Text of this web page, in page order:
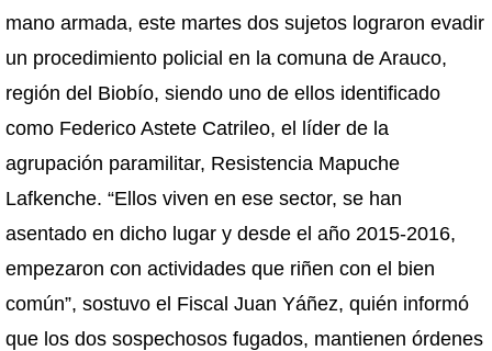
mano armada, este martes dos sujetos lograron evadir
un procedimiento policial en la comuna de Arauco,
región del Biobío, siendo uno de ellos identificado
como Federico Astete Catrileo, el líder de la
agrupación paramilitar, Resistencia Mapuche
Lafkenche. “Ellos viven en ese sector, se han
asentado en dicho lugar y desde el año 2015-2016,
empezaron con actividades que riñen con el bien
común”, sostuvo el Fiscal Juan Yáñez, quién informó
que los dos sospechosos fugados, mantienen órdenes